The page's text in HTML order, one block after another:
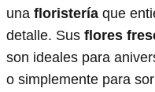
una floristería que
detalle. Sus flores
son ideales para
o simplemente para